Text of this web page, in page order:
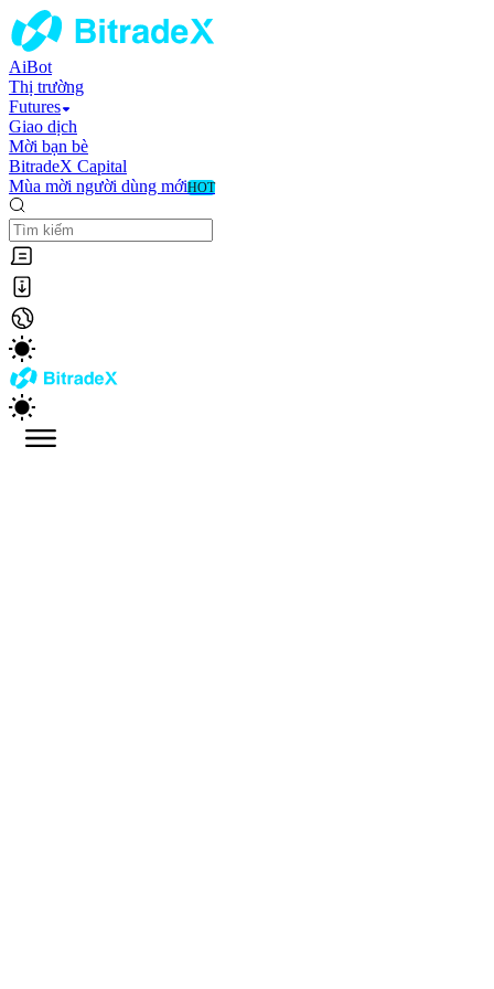
AiBot
Thị trường
Futures
Giao dịch
Mời bạn bè
BitradeX Capital
Mùa mời người dùng mớiHOT